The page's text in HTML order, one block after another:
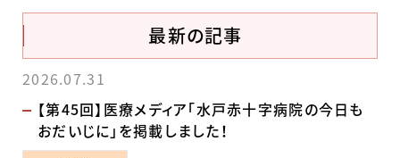
最新の記事
2026.07.31
【第45回】医療メディア「水戸赤十字病院の今日も
おだいじに」を掲載しました！